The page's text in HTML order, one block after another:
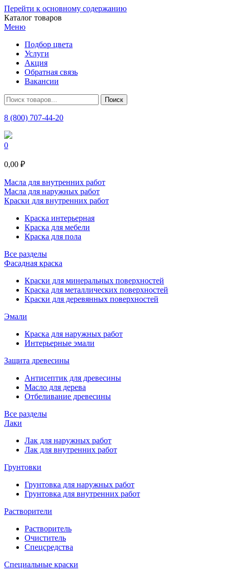
Перейти к основному содержанию
Каталог товаров
Меню
Подбор цвета
Услуги
Акция
Обратная связь
Вакансии
8 (800) 707-44-20
0
0,00 ₽
Масла для внутренних работ
Масла для наружных работ
Краски для внутренних работ
Краска интерьерная
Краска для мебели
Краска для пола
Все разделы
Фасадная краска
Краски для минеральных поверхностей
Краска для металлических поверхностей
Краски для деревянных поверхностей
Эмали
Краска для наружных работ
Интерьерные эмали
Защита древесины
Антисептик для древесины
Масло для дерева
Отбеливание древесины
Все разделы
Лаки
Лак для наружных работ
Лак для внутренних работ
Грунтовки
Грунтовка для наружных работ
Грунтовка для внутренних работ
Растворители
Растворитель
Очиститель
Спецсредства
Специальные краски